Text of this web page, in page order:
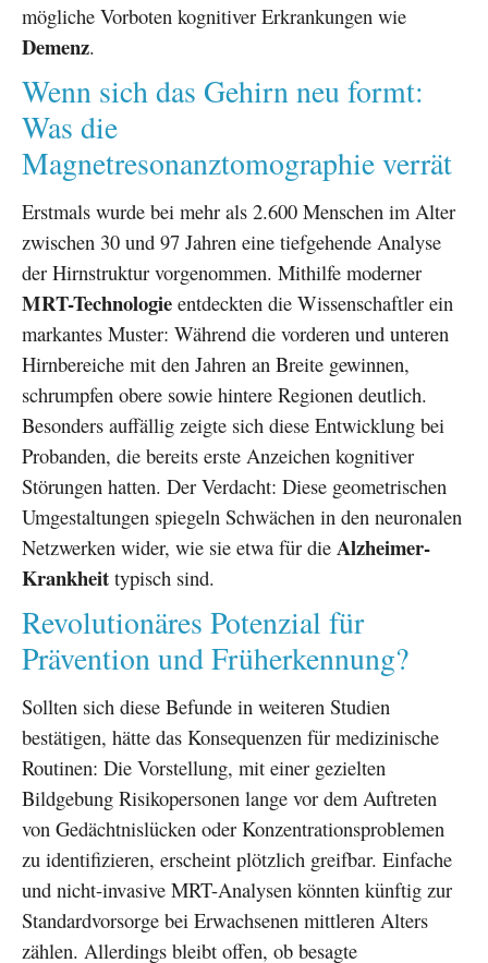
mögliche Vorboten kognitiver Erkrankungen wie
Demenz.
Wenn sich das Gehirn neu formt:
Was die
Magnetresonanztomographie verrät
Erstmals wurde bei mehr als 2.600 Menschen im Alter
zwischen 30 und 97 Jahren eine tiefgehende Analyse
der Hirnstruktur vorgenommen. Mithilfe moderner
MRT-Technologie entdeckten die Wissenschaftler ein
markantes Muster: Während die vorderen und unteren
Hirnbereiche mit den Jahren an Breite gewinnen,
schrumpfen obere sowie hintere Regionen deutlich.
Besonders auffällig zeigte sich diese Entwicklung bei
Probanden, die bereits erste Anzeichen kognitiver
Störungen hatten. Der Verdacht: Diese geometrischen
Umgestaltungen spiegeln Schwächen in den neuronalen
Netzwerken wider, wie sie etwa für die Alzheimer-
Krankheit typisch sind.
Revolutionäres Potenzial für
Prävention und Früherkennung?
Sollten sich diese Befunde in weiteren Studien
bestätigen, hätte das Konsequenzen für medizinische
Routinen: Die Vorstellung, mit einer gezielten
Bildgebung Risikopersonen lange vor dem Auftreten
von Gedächtnislücken oder Konzentrationsproblemen
zu identifizieren, erscheint plötzlich greifbar. Einfache
und nicht-invasive MRT-Analysen könnten künftig zur
Standardvorsorge bei Erwachsenen mittleren Alters
zählen. Allerdings bleibt offen, ob besagte